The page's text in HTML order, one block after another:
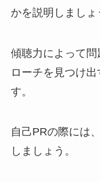
かを説明しましょ
傾聴力によって
ローチを見つけ
す。
自己PRの際には
しましょう。